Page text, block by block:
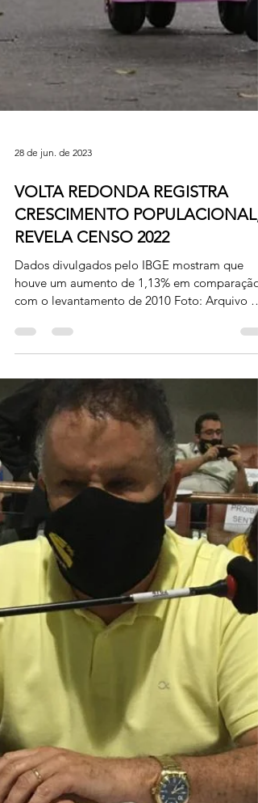
28 de jun. de 2023
REVELA CENSO 2022
Dados divulgados pelo IBGE mostram que
houve um aumento de 1,13% em comparação
com o levantamento de 2010 Foto: Arquivo O
Instituto...